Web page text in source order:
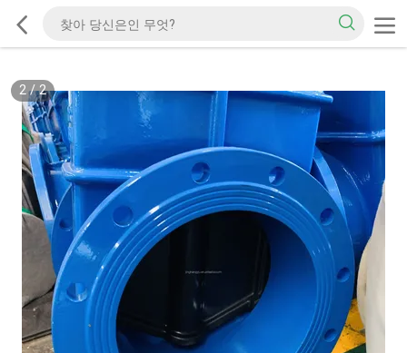
2/2